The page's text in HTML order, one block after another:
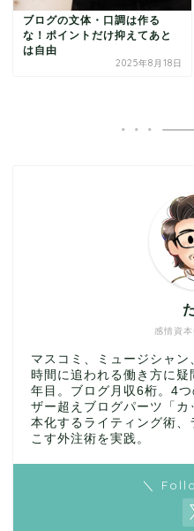
ブログの文体・口調は作る
な！ポイントだけ抑えてあと
は自由
2025年8月18日
感情資
マスコミ、ミュージシャン
時間に追われる働き方に
年目。ブログ月収6桁。4
ザー超えブログパーツ「
本化するライティング術
こす外注術を実践。
＼